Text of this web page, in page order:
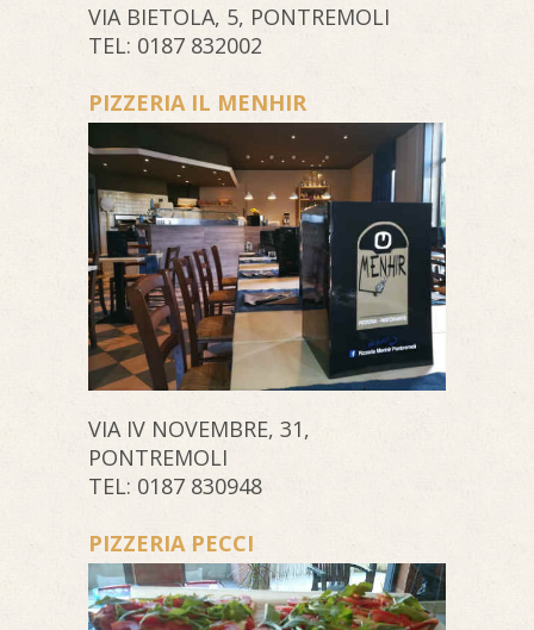
VIA BIETOLA, 5, PONTREMOLI
TEL: 0187 832002
PIZZERIA IL MENHIR
VIA IV NOVEMBRE, 31,
PONTREMOLI
TEL: 0187 830948
PIZZERIA PECCI